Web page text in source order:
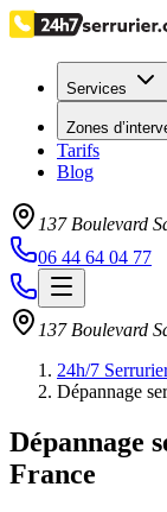
Services
Zones
Tarifs
Blog
137 Boulevard
06 44 64 04 77
137 Boulevard
24h/7
Dépannage
Dépannage
France